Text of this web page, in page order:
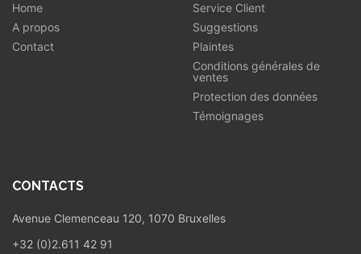
Home
A propos
Contact
Service Client
Suggestions
Plaintes
Conditions générales de
ventes
Protection des données
Témoignages
CONTACTS
Avenue Clemenceau 120, 1070 Bruxelles
+32 (0)2.611 42 91